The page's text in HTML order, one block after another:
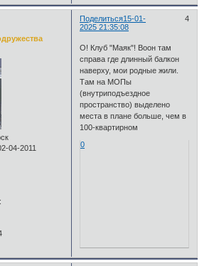
Поделиться 4
15-01-
2025 21:35:08
04-2011
О! Клуб "Маяк"! Воон там
справа где длинный балкон
наверху, мои родные жили.
Там на МОПы
(внутриподъездное
пространство) выделено
места в плане больше, чем в
100-квартирном
0